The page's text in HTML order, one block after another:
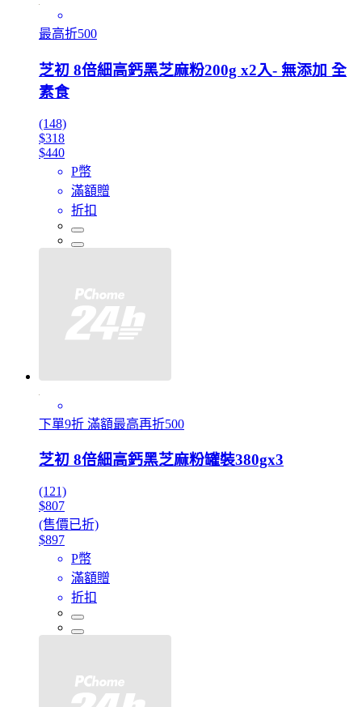
最高折500
芝初 8倍細高鈣黑芝麻粉200g x2入- 無添加 全
素食
(148)
$318
$440
P幣
滿額贈
折扣
下單9折 滿額最高再折500
芝初 8倍細高鈣黑芝麻粉罐裝380gx3
(121)
$807
(售價已折)
$897
P幣
滿額贈
折扣